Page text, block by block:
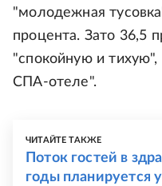
"молодежная
процента. Зато 36,5
"спокойную и тихую",
СПА-отеле".
ЧИТАЙТЕ ТАКЖЕ
Поток гостей в
годы планируется